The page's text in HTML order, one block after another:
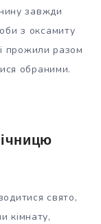
завжди
з оксамиту
прожили разом
обраними.
свято,
кімнату,